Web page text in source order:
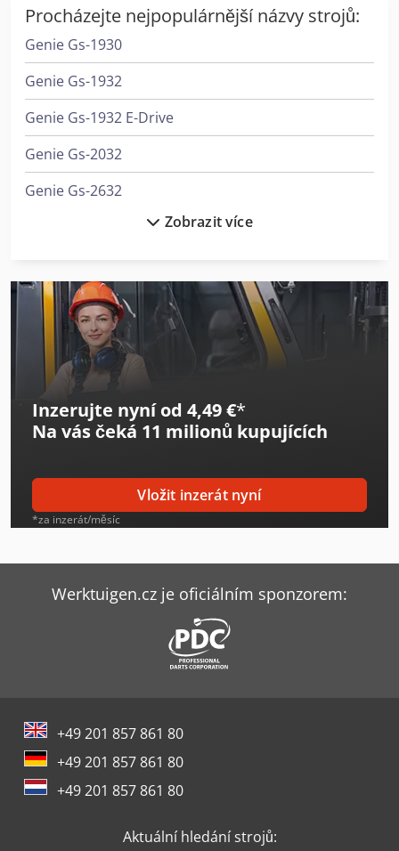
Procházejte nejpopulárnější názvy strojů:
Genie Gs-1930
Genie Gs-1932
Genie Gs-1932 E-Drive
Genie Gs-2032
Genie Gs-2632
Genie Gs-2632 E-Drive
Genie Gs-2669 Dc
Genie Gs-3232 E-Drive
Genie Gs-3246 E-Drive
Genie Gs-3369 Dc
Genie Gs-4390
Genie Gs-4655 E-Drive
Genie S-65 Xc
Genie Z-45 Fe
Genie Z-45 Xc
Zobrazit více
Inzerujte nyní od 4,49 €*
Na vás čeká 11 milionů kupujících
Vložit inzerát nyní
*za inzerát/měsíc
Werktuigen.cz je oficiálním sponzorem:
+49 201 857 861 80
+49 201 857 861 80
+49 201 857 861 80
Aktuální hledání strojů: